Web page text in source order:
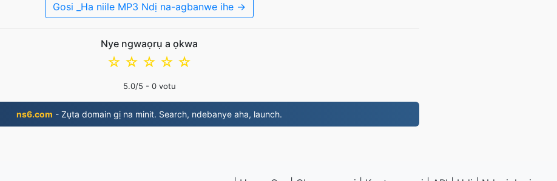
Gosi _Ha niile MP3 Ndị na-agbanwe ihe →
Nye ngwaọrụ a ọkwa
☆
☆
☆
☆
☆
5.0/5 - 0votu
ns6.com - Zụta domain gị na minit. Search, ndebanye aha, launch.